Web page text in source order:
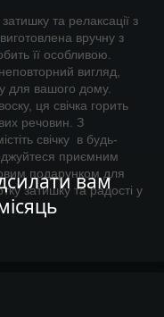
вам
та релаксації з
вручну з
її особливою.
вигляд,
для вашого дому.
ця свічка горить
речовин. З
свічку в будь-
приємним
подарунком для
затишку та радості у